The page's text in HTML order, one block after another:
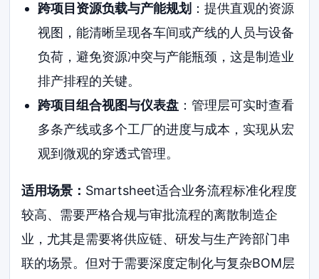
跨项目资源负载与产能规划 ：提供直观的资源
视图，能清晰呈现各车间或产线的人员与设备
负荷，避免资源冲突与产能瓶颈，这是制造业
排产排程的关键。
跨项目组合视图与仪表盘：管理层可实时查看
多条产线或多个工厂的进度与成本，实现从宏
观到微观的穿透式管理。
适用场景： Smartsheet适合业务流程标准化程度
较高、需要严格合规与审批流程的离散制造企
业，尤其是需要将供应链、研发与生产跨部门串
联的场景。但对于需要深度定制化与复杂BOM层